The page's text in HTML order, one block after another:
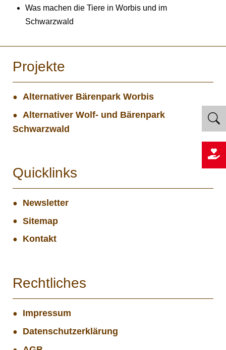
Was machen die Tiere in Worbis und im
Schwarzwald
Projekte
Alternativer Bärenpark Worbis
Alternativer Wolf- und Bärenpark
Schwarzwald
Quicklinks
Newsletter
Sitemap
Kontakt
Rechtliches
Impressum
Datenschutzerklärung